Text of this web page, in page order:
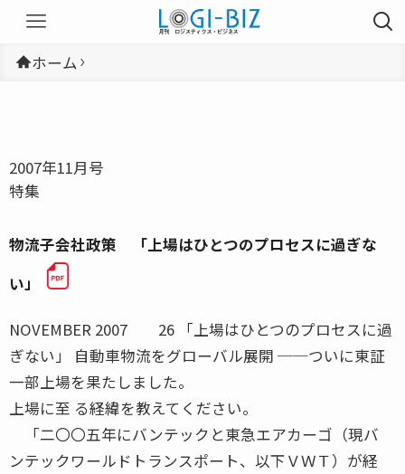
ホーム
2007年11月号
特集
物流子会社政策 「上場はひとつのプロセスに過ぎな
い」
NOVEMBER 2007 26 「上場はひとつのプロセスに過
ぎない」 自動車物流をグローバル展開 ──ついに東証
一部上場を果たしました。
上場に至 る経緯を教えてください。
「二〇〇五年にバンテックと東急エアカーゴ（現バ
ンテックワールドトランスポート、以下ＶＷＴ）が経